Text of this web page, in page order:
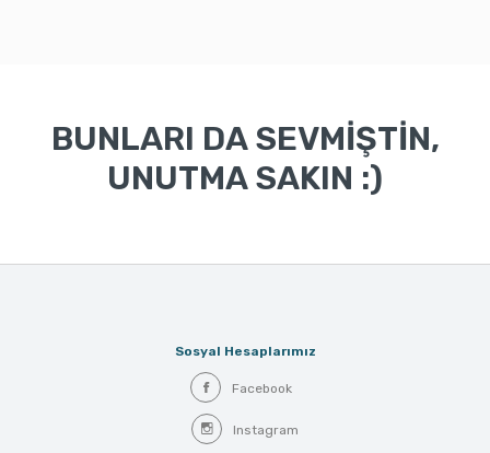
BUNLARI DA SEVMİŞTİN,
UNUTMA SAKIN :)
Sosyal Hesaplarımız
Facebook
Instagram